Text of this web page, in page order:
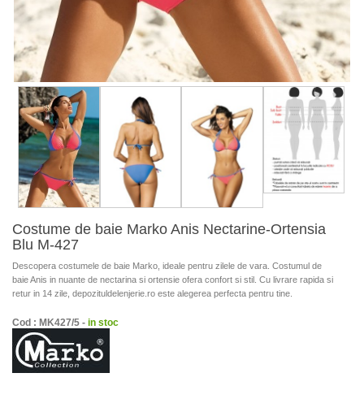
Costume de baie Marko Anis Nectarine-Ortensia
Blu M-427
Descopera costumele de baie Marko, ideale pentru zilele de vara. Costumul de
baie Anis in nuante de nectarina si ortensie ofera confort si stil. Cu livrare rapida si
retur in 14 zile, depozituldelenjerie.ro este alegerea perfecta pentru tine.
Cod : MK427/5 - in stoc